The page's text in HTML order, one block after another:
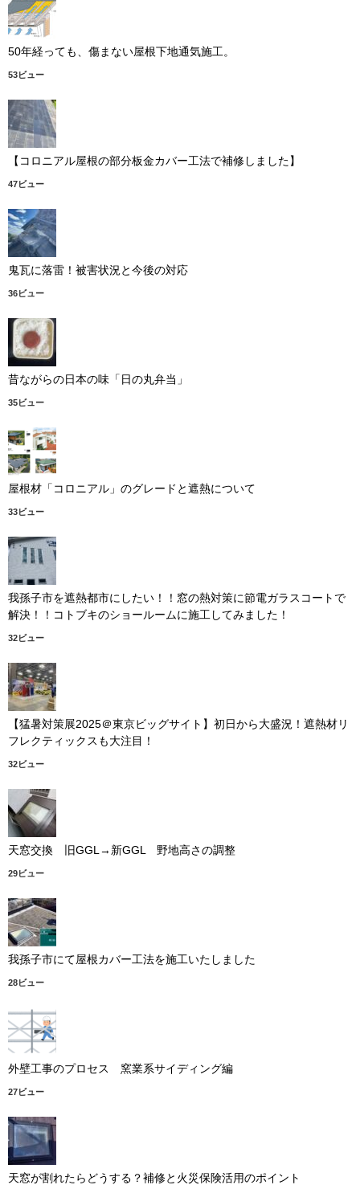
50年経っても、傷まない屋根下地通気施工。
53ビュー
【コロニアル屋根の部分板金カバー工法で補修しました】
47ビュー
鬼瓦に落雷！被害状況と今後の対応
36ビュー
昔ながらの日本の味「日の丸弁当」
35ビュー
屋根材「コロニアル」のグレードと遮熱について
33ビュー
我孫子市を遮熱都市にしたい！！窓の熱対策に節電ガラスコートで
解決！！コトブキのショールームに施工してみました！
32ビュー
【猛暑対策展2025＠東京ビッグサイト】初日から大盛況！遮熱材リ
フレクティックスも大注目！
32ビュー
天窓交換 旧GGL→新GGL 野地高さの調整
29ビュー
我孫子市にて屋根カバー工法を施工いたしました
28ビュー
外壁工事のプロセス 窯業系サイディング編
27ビュー
天窓が割れたらどうする？補修と火災保険活用のポイント